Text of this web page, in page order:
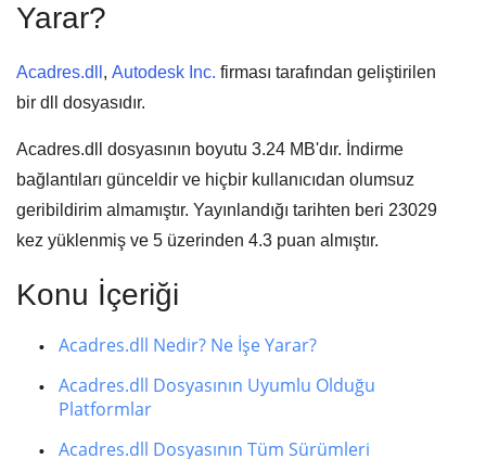
Yarar?
Acadres.dll , Autodesk Inc. firması tarafından geliştirilen
bir dll dosyasıdır.
Acadres.dll dosyasının boyutu 3.24 MB'dır. İndirme
bağlantıları günceldir ve hiçbir kullanıcıdan olumsuz
geribildirim almamıştır. Yayınlandığı tarihten beri 23029
kez yüklenmiş ve 5 üzerinden 4.3 puan almıştır.
Konu İçeriği
Acadres.dll Nedir? Ne İşe Yarar?
Acadres.dll Dosyasının Uyumlu Olduğu
Platformlar
Acadres.dll Dosyasının Tüm Sürümleri